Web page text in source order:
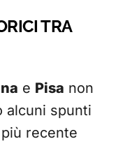
TRA
e Pisa non
alcuni spunti
recente